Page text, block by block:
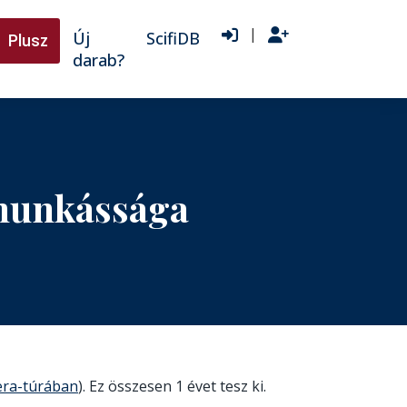
Plusz
Új
darab?
ScifiDB |
túrában). Ez összesen 1 évet tesz ki.